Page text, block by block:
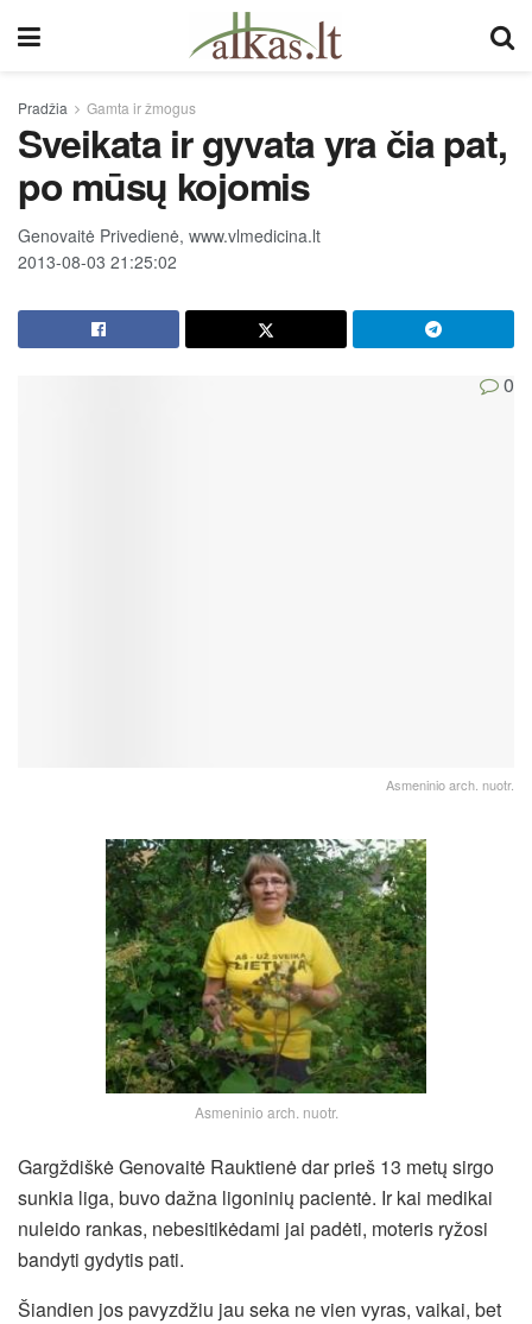
Pradžia Gamta ir žmogus
Sveikata ir gyvata yra čia pat,
po mūsų kojomis
Genovaitė Privedienė, www.vlmedicina.lt
2013-08-03 21:25:02
0
Asmeninio arch. nuotr.
Asmeninio arch. nuotr.
Gargždiškė Genovaitė Rauktienė dar prieš 13 metų sirgo
sunkia liga, buvo dažna ligoninių pacientė. Ir kai medikai
nuleido rankas, nebesitikėdami jai padėti, moteris ryžosi
bandyti gydytis pati.
Šiandien jos pavyzdžiu jau seka ne vien vyras, vaikai, bet